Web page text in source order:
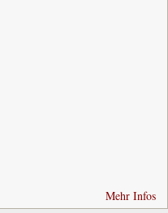
Mehr Infos